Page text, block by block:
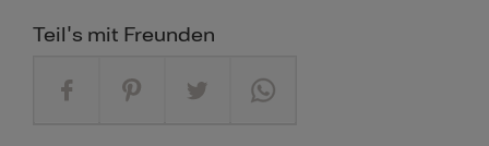
Teil's mit Freunden